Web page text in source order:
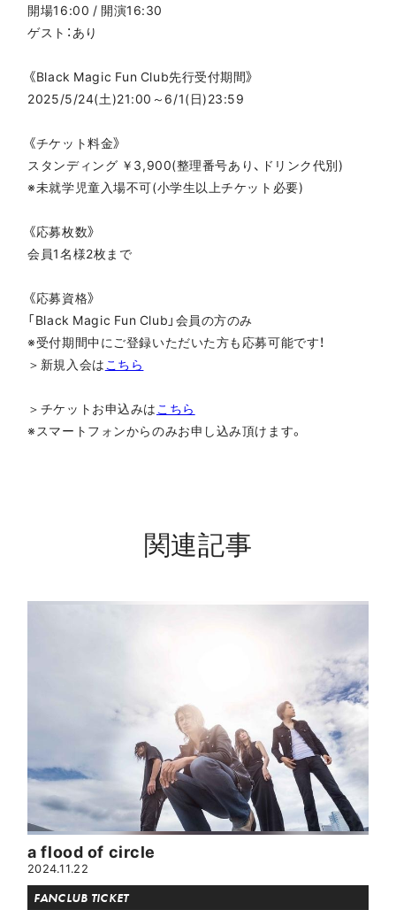
開場16:00 / 開演16:30
ゲスト：あり
《Black Magic Fun Club先行受付期間》
2025/5/24(土)21:00～6/1(日)23:59
《チケット料金》
スタンディング ￥3,900(整理番号あり、ドリンク代別)
※未就学児童入場不可(小学生以上チケット必要)
《応募枚数》
会員1名様2枚まで
《応募資格》
「Black Magic Fun Club」会員の方のみ
※受付期間中にご登録いただいた方も応募可能です！
＞新規入会はこちら
＞チケットお申込みはこちら
※スマートフォンからのみお申し込み頂けます。
関連記事
a flood of circle
2024.11.22
FANCLUB TICKET